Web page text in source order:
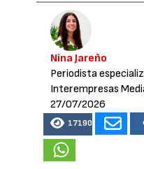
Nina Jareño
Periodista
Interempresas
27/07/2026
17190